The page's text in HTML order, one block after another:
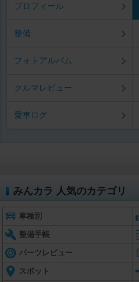
プロフィール
整備
フォトアルバム
クルマレビュー
愛車ログ
みんカラ 人気のカテゴリ
車種別
整備手帳
パーツレビュー
スポット